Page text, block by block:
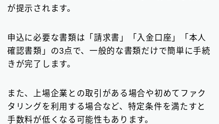
が提示されます。
申込に必要な書類は「請求書」「入金口座」「本人
確認書類」の3点で、一般的な書類だけで簡単に手続
きが完了します。
また、上場企業との取引がある場合や初めてファク
タリングを利用する場合など、特定条件を満たすと
手数料が低くなる可能性もあります。